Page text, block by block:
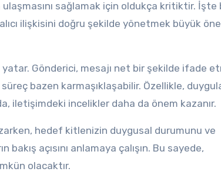
sağlamak için oldukça kritiktir. İşte
ilişkisini doğru şekilde yönetmek büyük
Gönderici, mesajı net bir şekilde ifade
bazen karmaşıklaşabilir. Özellikle,
iletişimdeki incelikler daha da önem kazanır.
hedef kitlenizin duygusal durumunu ve
açısını anlamaya çalışın. Bu sayede,
olacaktır.